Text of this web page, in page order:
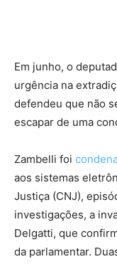
Em junho, o
urgência na
defendeu que não
escapar de uma
Zambelli foi
aos sistemas
Justiça (CNJ),
investigações, a
Delgatti, que
da parlamentar.